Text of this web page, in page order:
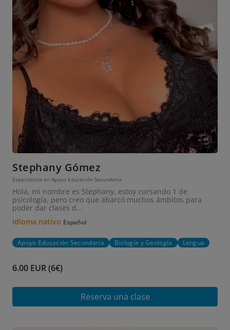
Stephany Gómez
Especialista en Apoyo Educación Secundaria
Hola, mi nombre es Stephany, estoy cursando 1 de
psicología, pero creo que abarcó muchos ámbitos para
poder dar clases d...
Idioma nativo Español
Apoyo Educación Secundaria Biología y Geología Lengua
6.00 EUR (6€)
Reserva una clase